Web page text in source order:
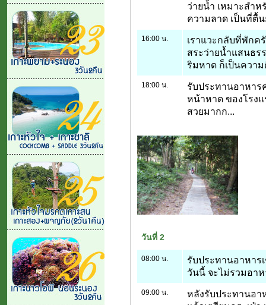
ว่ายน้ำ เหมาะสำห
ความลาด เป็นที่ตื้
16:00 น.
เราแวะกลับที่พักค
สระว่ายน้ำแสนธร
ริมหาด ก็เป็นความ
18:00 น.
รับประทานอาหาร
หน้าหาด ของโรง
สวยมากก...
วันที่ 2
08:00 น.
รับประทานอาหาร
วันนี้ จะไม่รวมอา
09:00 น.
หลังรับประทานอา